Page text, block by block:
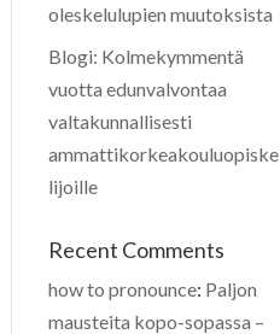
oleskelulupien muutoksista
Blogi: Kolmekymmentä
vuotta edunvalvontaa
valtakunnallisesti
ammattikorkeakouluopiske
lijoille
Recent Comments
how to pronounce: Paljon
mausteita kopo-sopassa –